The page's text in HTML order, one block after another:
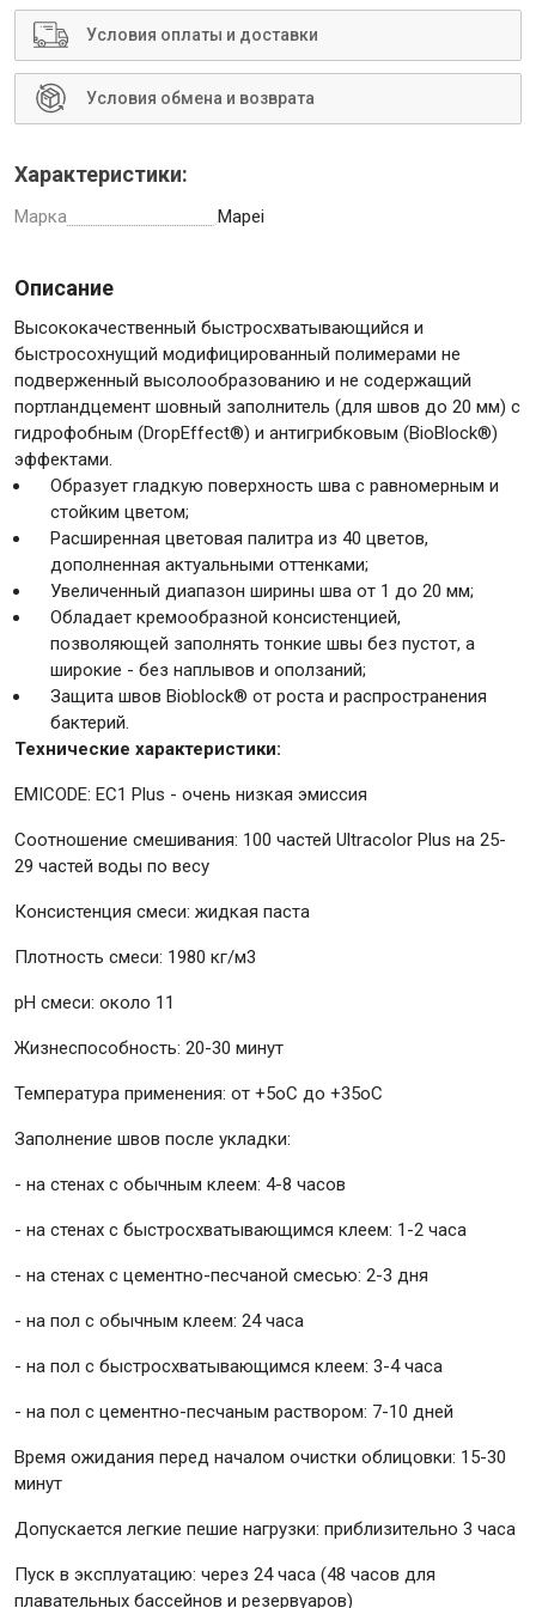
Условия оплаты и доставки
Условия обмена и возврата
Характеристики:
Марка Mapei
Описание
Высококачественный быстросхватывающийся и
быстросохнущий модифицированный полимерами не
подверженный высолообразованию и не содержащий
портландцемент шовный заполнитель (для швов до 20 мм) с
гидрофобным (DropEffect®) и антигрибковым (BioBlock®)
эффектами.
Образует гладкую поверхность шва с равномерным и
стойким цветом;
Расширенная цветовая палитра из 40 цветов,
дополненная актуальными оттенками;
Увеличенный диапазон ширины шва от 1 до 20 мм;
Обладает кремообразной консистенцией,
позволяющей заполнять тонкие швы без пустот, а
широкие - без наплывов и оползаний;
Защита швов Bioblock® от роста и распространения
бактерий.
Технические характеристики:
EMICODE: EC1 Plus - очень низкая эмиссия
Соотношение смешивания: 100 частей Ultracolor Plus на 25-
29 частей воды по весу
Консистенция смеси: жидкая паста
Плотность смеси: 1980 кг/м3
pH смеси: около 11
Жизнеспособность: 20-30 минут
Температура применения: от +5оС до +35оС
Заполнение швов после укладки:
- на стенах с обычным клеем: 4-8 часов
- на стенах с быстросхватывающимся клеем: 1-2 часа
- на стенах с цементно-песчаной смесью: 2-3 дня
- на пол с обычным клеем: 24 часа
- на пол с быстросхватывающимся клеем: 3-4 часа
- на пол с цементно-песчаным раствором: 7-10 дней
Время ожидания перед началом очистки облицовки: 15-30
минут
Допускается легкие пешие нагрузки: приблизительно 3 часа
Пуск в эксплуатацию: через 24 часа (48 часов для
плавательных бассейнов и резервуаров)
Инструменты
Малярный инструмент
Ещё 2
Сантехника
Крепежи
Анкеры
Монтажные ленты
Канаты, шнуры
Всё для дома и сада
Оборудование для клининга и уборки